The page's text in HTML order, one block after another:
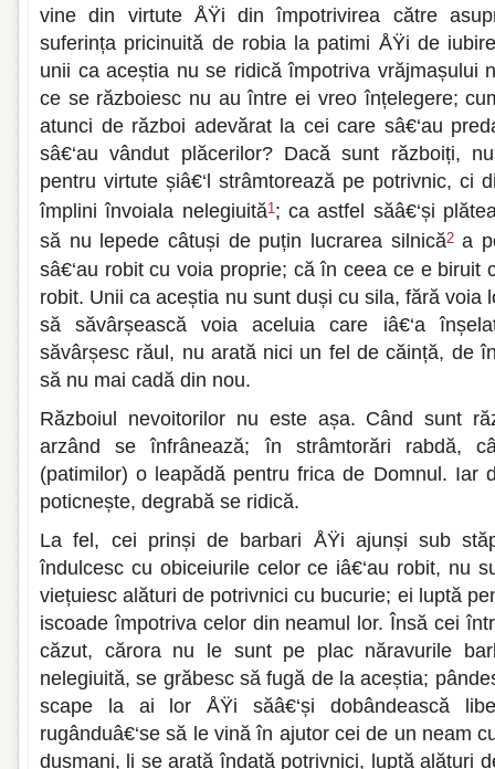
vine din virtute ÅŸi din împotrivirea către
suferința pricinuită de robia la patimi ÅŸi de
unii ca aceștia nu se ridică împotriva vrăjmașului
ce se războiesc nu au între ei vreo înțelegere;
atunci de război adevărat la cei care sâ€‘au
sâ€‘au vândut plăcerilor? Dacă sunt războiți,
pentru virtute șiâ€‘l strâmtorează pe potrivnic, ci
împlini învoiala nelegiuită1; ca astfel săâ€‘și
să nu lepede câtuși de puțin lucrarea silnică2a
sâ€‘au robit cu voia proprie; că în ceea ce e biruit
robit. Unii ca aceștia nu sunt duși cu sila, fără voia
să săvârșească voia aceluia care iâ€‘a
săvârșesc răul, nu arată nici un fel de căință, de
să nu mai cadă din nou.
Războiul nevoitorilor nu este așa. Când sunt
arzând se înfrânează; în strâmtorări rabdă,
(patimilor) o leapădă pentru frica de Domnul. Iar
poticnește, degrabă se ridică.
La fel, cei prinși de barbari ÅŸi ajunși sub
îndulcesc cu obiceiurile celor ce iâ€‘au robit, nu
viețuiesc alături de potrivnici cu bucurie; ei luptă
iscoade împotriva celor din neamul lor. Însă cei
căzut, cărora nu le sunt pe plac năravurile
nelegiuită, se grăbesc să fugă de la aceștia;
scape la ai lor ÅŸi săâ€‘și dobândească
rugânduâ€‘se să le vină în ajutor cei de un neam
dușmani, li se arată îndată potrivnici, luptă alături